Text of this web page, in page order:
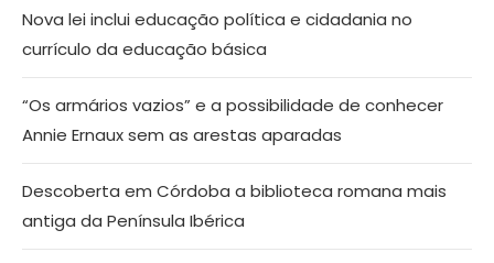
Nova lei inclui educação política e cidadania no
currículo da educação básica
“Os armários vazios” e a possibilidade de conhecer
Annie Ernaux sem as arestas aparadas
Descoberta em Córdoba a biblioteca romana mais
antiga da Península Ibérica